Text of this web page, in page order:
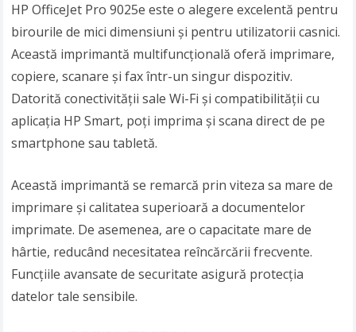
HP OfficeJet Pro 9025e este o alegere excelentă pentru
birourile de mici dimensiuni și pentru utilizatorii casnici.
Această imprimantă multifuncțională oferă imprimare,
copiere, scanare și fax într-un singur dispozitiv.
Datorită conectivității sale Wi-Fi și compatibilității cu
aplicația HP Smart, poți imprima și scana direct de pe
smartphone sau tabletă.
Această imprimantă se remarcă prin viteza sa mare de
imprimare și calitatea superioară a documentelor
imprimate. De asemenea, are o capacitate mare de
hârtie, reducând necesitatea reîncărcării frecvente.
Funcțiile avansate de securitate asigură protecția
datelor tale sensibile.